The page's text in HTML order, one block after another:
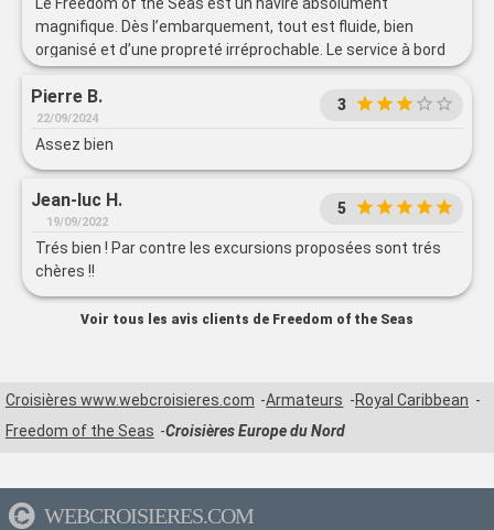
magnifique. Dès l’embarquement, tout est fluide, bien
organisé et d’une propreté irréprochable. Le service à bord
est impeccable, le personnel est aux petits soins, toujours
souriant et disponible. Les activités, la restauration, les
spectacles, tout est pensé pour que chaque passager vive
une croisière inoubliable. Franchement, tout était parfait du
début à la fin. Une expérience que je recommande les yeux
Pierre B.
22/09/2024
3
Assez bien
Jean-luc H.
19/09/2022
5
Trés bien ! Par contre les excursions proposées sont trés
chères !!
Voir tous les avis clients de Freedom of the Seas
Croisières www.webcroisieres.com Armateurs
Royal Caribbean
Freedom of the Seas
Croisières Europe du Nord
WEBCROISIERES.COM